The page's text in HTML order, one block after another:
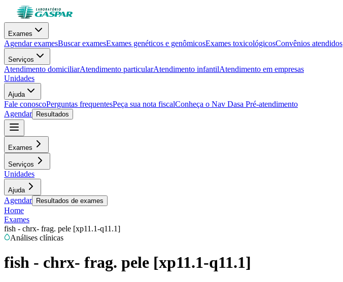
Exames
Agendar examesBuscar examesExames genéticos e genômicosExames toxicológicosConvênios atendidos
Serviços
Atendimento domiciliarAtendimento particularAtendimento infantilAtendimento em empresas
Unidades
Ajuda
Fale conoscoPerguntas frequentesPeça sua nota fiscalConheça o Nav Dasa Pré-atendimento
Agendar
Resultados
Exames
Serviços
Unidades
Ajuda
Agendar Resultados de exames
Home
Exames
fish - chrx- frag. pele [xp11.1-q11.1]
Análises clínicas
fish - chrx- frag. pele [xp11.1-q11.1]